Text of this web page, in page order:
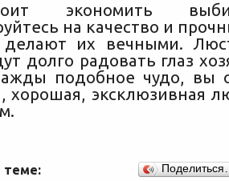
экономить
на качество и
делают их вечными.
долго радовать глаз
подобное чудо, вы
хорошая, эксклюзивная
теме: